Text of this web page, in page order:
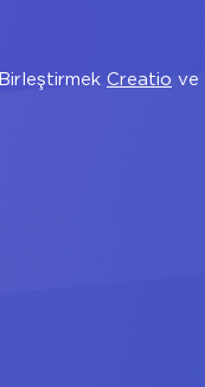
Birleştirmek Creatio ve